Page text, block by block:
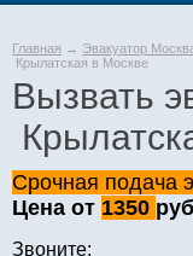
Главная → Эвакуатор
Крылатская в Москве
Вызвать
Срочная подача
Цена от 1350
Звоните: